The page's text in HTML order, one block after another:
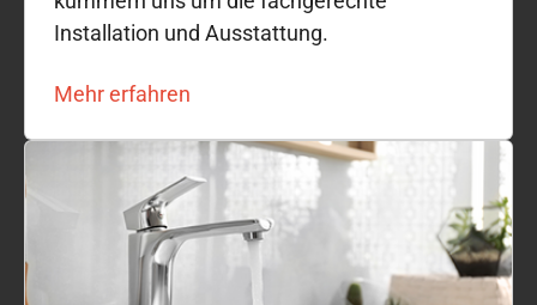
Installation und Ausstattung.
Mehr erfahren